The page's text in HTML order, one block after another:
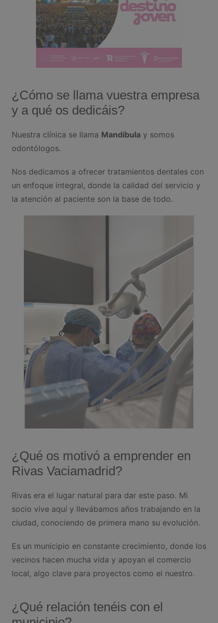
¿Cómo se llama vuestra empresa
y a qué os dedicáis?
Nuestra clínica se llama Mandíbulay somos
odontólogos.
Nos dedicamos a ofrecer tratamientos dentales con
un enfoque integral, donde la calidad del servicio y
la atención al paciente son la base de todo.
¿Qué os motivó a emprender en
Rivas Vaciamadrid?
Rivas era el lugar natural para dar este paso. Mi
socio vive aquí y llevábamos años trabajando en la
ciudad, conociendo de primera mano su evolución.
Es un municipio en constante crecimiento, donde los
vecinos hacen mucha vida y apoyan el comercio
local, algo clave para proyectos como el nuestro.
¿Qué relación tenéis con el